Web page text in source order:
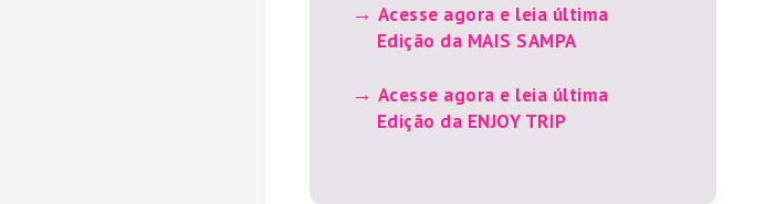
Acesse agora e leia última
Edição da MAIS SAMPA
Acesse agora e leia última
Edição da ENJOY TRIP